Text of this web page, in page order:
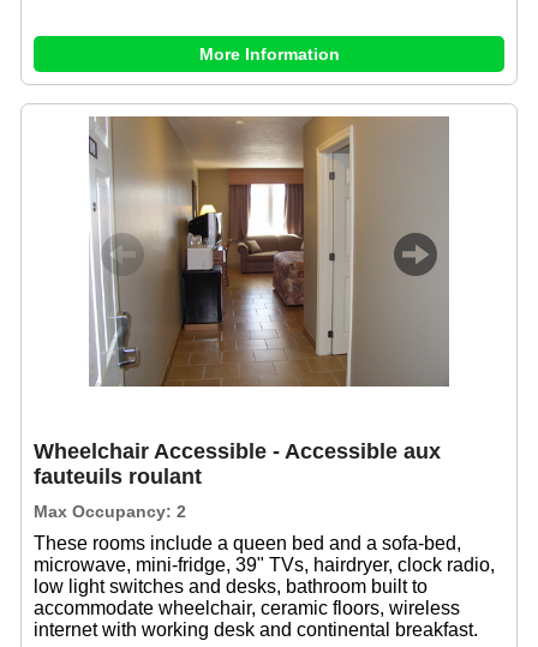
More Information
Previous Next
Wheelchair Accessible - Accessible aux
fauteuils roulant
Max Occupancy: 2
These rooms include a queen bed and a sofa-bed,
microwave, mini-fridge, 39" TVs, hairdryer, clock radio,
low light switches and desks, bathroom built to
accommodate wheelchair, ceramic floors, wireless
internet with working desk and continental breakfast.